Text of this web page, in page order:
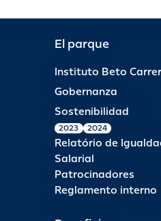
El parque
Instituto Beto
Gobernanza
Sostenibilidad
2023 2024
Relatório de
Salarial
Patrocinadores
Reglamento interno